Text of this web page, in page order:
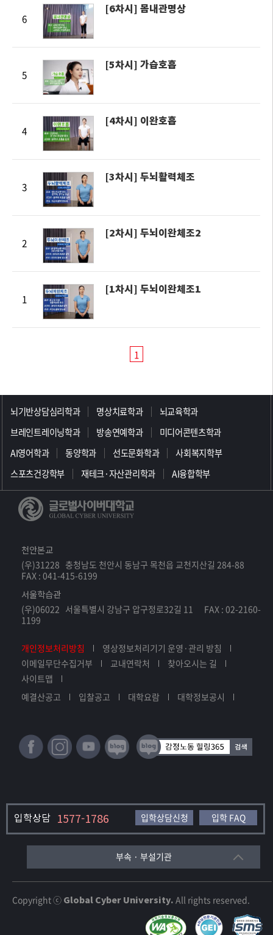
6
[6차시] 몸내관명상
5
[5차시] 가습호흡
4
[4차시] 이완호흡
3
[3차시] 두뇌활력체조
2
[2차시] 두뇌이완체조2
1
[1차시] 두뇌이완체조1
1
뇌기반상담심리학과 명상치료학과
뇌교육학과
브레인트레이닝학과
방송연예학과
미디어콘텐츠학과
AI영어학과
동양학과 선도문화학과
사회복지학부
스포츠건강학부
재테크·자산관리학과 AI융합학부
천안본교
(우)31228 충청남도 천안시 동남구 목천읍 교천지산길 284-88
FAX : 041-415-6199
서울학습관
(우)06022 서울특별시 강남구 압구정로32길 11 FAX : 02-2160-
1199
개인정보처리방침
영상정보처리기기 운영·관리 방침
이메일무단수집거부
교내연락처
찾아오시는 길
사이트맵
예결산공고
입찰공고 대학요람 대학정보공시
부속 · 부설기관
입학상담 1577-1786 입학상담신청 입학 FAQ
Copyright ⓒ Global Cyber University. All rights reserved.